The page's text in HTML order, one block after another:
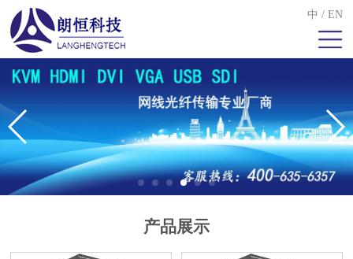
中 / EN
产品展示